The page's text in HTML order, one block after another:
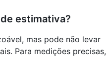
estimativa?
mas pode não levar
Para medições precisas,